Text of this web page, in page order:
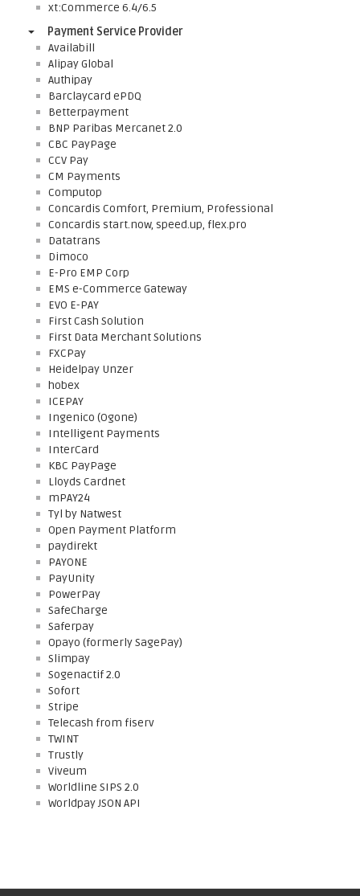
xt:Commerce 6.4/6.5
Payment Service Provider
Availabill
Alipay Global
Authipay
Barclaycard ePDQ
Betterpayment
BNP Paribas Mercanet 2.0
CBC PayPage
CCV Pay
CM Payments
Computop
Concardis Comfort, Premium, Professional
Concardis start.now, speed.up, flex.pro
Datatrans
Dimoco
E-Pro EMP Corp
EMS e-Commerce Gateway
EVO E-PAY
First Cash Solution
First Data Merchant Solutions
FXCPay
Heidelpay Unzer
hobex
ICEPAY
Ingenico (Ogone)
Intelligent Payments
InterCard
KBC PayPage
Lloyds Cardnet
mPAY24
Tyl by Natwest
Open Payment Platform
paydirekt
PAYONE
PayUnity
PowerPay
SafeCharge
Saferpay
Opayo (formerly SagePay)
Slimpay
Sogenactif 2.0
Sofort
Stripe
Telecash from fiserv
TWINT
Trustly
Viveum
Worldline SIPS 2.0
Worldpay JSON API